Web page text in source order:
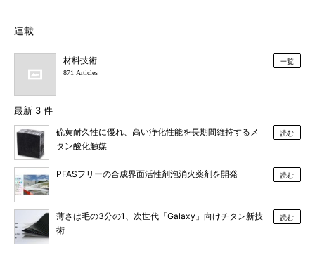
連載
材料技術
871 Articles
一覧
最新 3 件
硫黄耐久性に優れ、高い浄化性能を長期間維持するメ
タン酸化触媒
読む
PFASフリーの合成界面活性剤泡消火薬剤を開発 読む
薄さは毛の3分の1、次世代「Galaxy」向けチタン新技
術
読む